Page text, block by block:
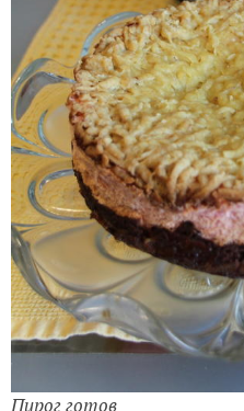
Готовим
Готовый пирог вынимаем
остужаем в чаше. Потом
перекладываем пирог с
на блюдо.